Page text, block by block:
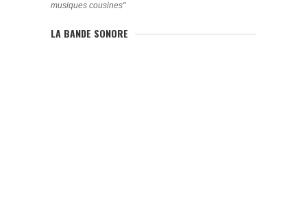
musiques cousines"
LA BANDE SONORE